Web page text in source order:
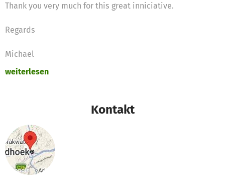
Thank you very much for this great inniciative.
Regards
Michael
Paint for Young Achievers Centre €50.00
weiterlesen
Kontakt